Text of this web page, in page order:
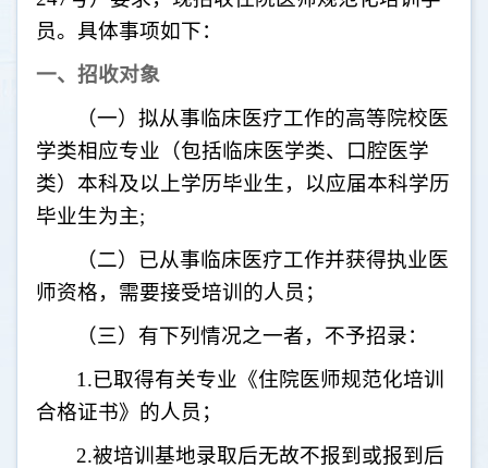
员。具体事项如下：
一、招收对象
（一）拟从事临床医疗工作的高等院校医
学类相应专业（包括临床医学类、口腔医学
类）本科及以上学历毕业生，以应届本科学历
毕业生为主;
（二）已从事临床医疗工作并获得执业医
师资格，需要接受培训的人员；
（三）有下列情况之一者，不予招录：
1.已取得有关专业《住院医师规范化培训
合格证书》的人员；
2.被培训基地录取后无故不报到或报到后